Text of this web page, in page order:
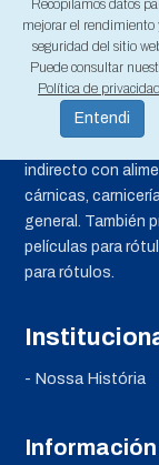
PROMOM es
rótulos de
indirecto con
cárnicas,
general. También
películas para
para rótulos.
- Nossa História
Recopilamos datos
mejorar el rendimiento
seguridad del sitio
Puede consultar
Política de privacidad